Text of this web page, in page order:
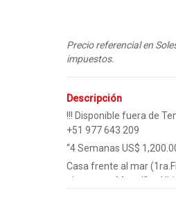
Precio referencial en
impuestos.
Descripción
!!! Disponible fuera de
+51 977 643 209
“4 Semanas US$
Casa frente al mar
altos y una Magnífica